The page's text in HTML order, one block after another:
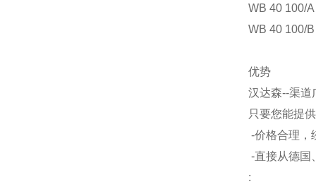
WB 40 100/A
WB 40 100/B
优势
汉达森--渠道
只要您能提
-价格合理，
-直接从德国
: